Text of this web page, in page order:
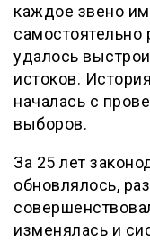
каждое звено
удалось
истоков.
началась с
выборов.
За 25 лет
обновлялось,
изменялась и